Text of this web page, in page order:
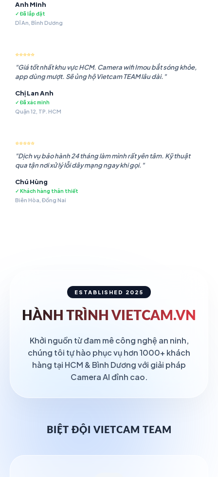
Anh Minh
✓ Đã lắp đặt
Dĩ An, Bình Dương
⭐⭐⭐⭐⭐
"Giá tốt nhất khu vực HCM. Camera wifi Imou bắt sóng khỏe,
app dùng mượt. Sẽ ủng hộ Vietcam TEAM lâu dài."
Chị Lan Anh
✓ Đã xác minh
Quận 12, TP. HCM
⭐⭐⭐⭐⭐
"Dịch vụ bảo hành 24 tháng làm mình rất yên tâm. Kỹ thuật
qua tận nơi xử lý lỗi dây mạng ngay khi gọi."
Chú Hùng
✓ Khách hàng thân thiết
Biên Hòa, Đồng Nai
ESTABLISHED 2025
HÀNH TRÌNH VIETCAM.VN
Khởi nguồn từ đam mê công nghệ an ninh,
chúng tôi tự hào phục vụ hơn 1000+ khách
hàng tại HCM & Bình Dương với giải pháp
Camera AI đỉnh cao.
BIỆT ĐỘI VIETCAM TEAM